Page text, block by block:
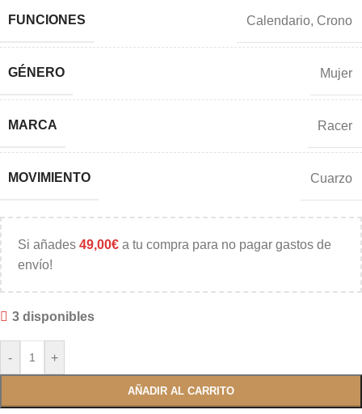
FUNCIONES Calendario, Crono
GÉNERO Mujer
MARCA Racer
MOVIMIENTO Cuarzo
Si añades 49,00€ a tu compra para no pagar gastos de
envío!
3 disponibles
- +
AÑADIR AL CARRITO